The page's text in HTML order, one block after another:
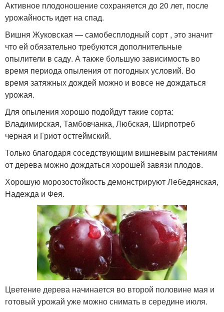
Активное плодоношение сохраняется до 20 лет, после
урожайность идет на спад.
Вишня Жуковская — самобесплодный сорт , это значит
что ей обязательно требуются дополнительные
опылители в саду. А также большую зависимость во
время периода опыления от погодных условий. Во
время затяжных дождей можно и вовсе не дождаться
урожая.
Для опыления хорошо подойдут такие сорта:
Владимирская, Тамбовчанка, Любская, Ширпотреб
черная и Гриот остгеймский.
Только благодаря соседствующим вишневым растениям
от дерева можно дождаться хорошей завязи плодов.
Хорошую морозостойкость демонстрируют Лебедянская,
Надежда и Фея.
Цветение дерева начинается во второй половине мая и
готовый урожай уже можно снимать в середине июля.